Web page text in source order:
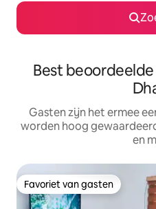
Best
Gasten zijn het ermee
worden hoog
en
Favoriet van gasten
Favoriet van gasten